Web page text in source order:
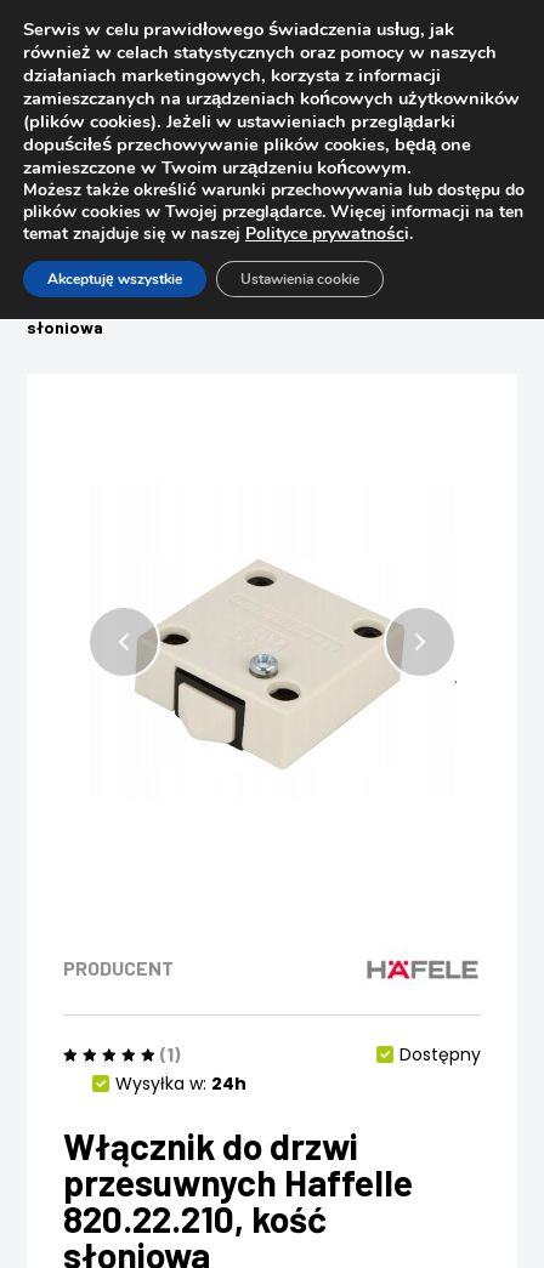
Strona główna
Sklep
Systemy oświetleniowe
słoniowa
PRODUCENT
(1)
Dostępny
Wysyłka w: 24h
Włącznik do drzwi
przesuwnych Haffelle
820.22.210, kość
słoniowa
Serwis w celu prawidłowego świadczenia usług, jak
również w celach statystycznych oraz pomocy w naszych
działaniach marketingowych, korzysta z informacji
zamieszczanych na urządzeniach końcowych użytkowników
(plików cookies). Jeżeli w ustawieniach przeglądarki
dopuściłeś przechowywanie plików cookies, będą one
zamieszczone w Twoim urządzeniu końcowym.
Możesz także określić warunki przechowywania lub dostępu do
plików cookies w Twojej przeglądarce. Więcej informacji na ten
temat znajduje się w naszej Polityce prywatności.
Akceptuję wszystkie Ustawienia cookie